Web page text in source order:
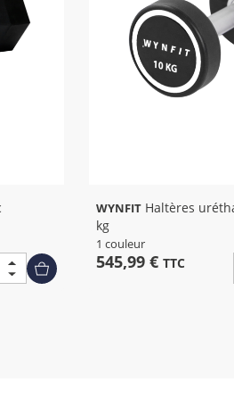
WYNFIT
kg
1 couleur
545,99 € TTC